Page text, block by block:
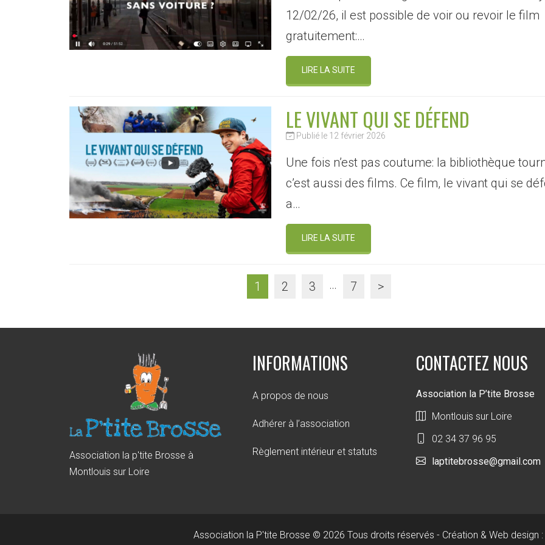
12/02/26, il est possible de voir ou revoir le film
gratuitement:…
LIRE LA SUITE
LE VIVANT QUI SE DÉFEND
Publié le 12 février 2026
Une fois n’est pas coutume: la bibliothèque
c’est aussi des films. Ce film, le vivant qui se
a…
LIRE LA SUITE
1 2 3 … 7 >
Association la p'tite Brosse à
Montlouis sur Loire
INFORMATIONS
A propos de nous
Adhérer à l’association
Règlement intérieur et statuts
CONTACTEZ NOUS
Association la P’tite Brosse
Montlouis sur Loire
02 34 37 96 95
laptitebrosse@gmail.com
Association la P'tite Brosse © 2026 Tous droits réservés - Création & Web design :